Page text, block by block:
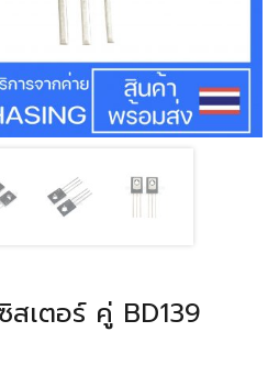
เตอร์ คู่ BD139